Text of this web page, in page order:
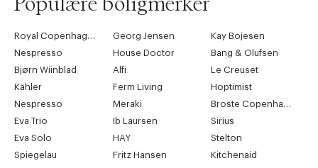
Populære boligmerker
Royal Copenhagen Georg Jensen
Kay Bojesen
Nespresso
House Doctor
Bang & Olufsen
Bjørn Wiinblad
Alfi
Le Creuset
Kähler
Ferm Living
Hoptimist
Nespresso
Meraki
Broste Copenhagen
Eva Trio
Ib Laursen
Sirius
Eva Solo
HAY
Stelton
Spiegelau
Fritz Hansen
Kitchenaid